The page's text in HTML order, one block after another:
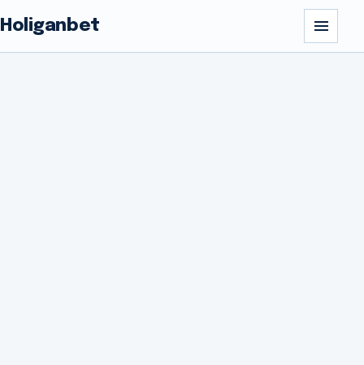
Holiganbet